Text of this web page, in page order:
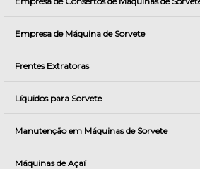
Empresa de Máquina de Sorvete
Frentes Extratoras
Líquidos para Sorvete
Manutenção em Máquinas de Sorvete
Máquinas de Açaí